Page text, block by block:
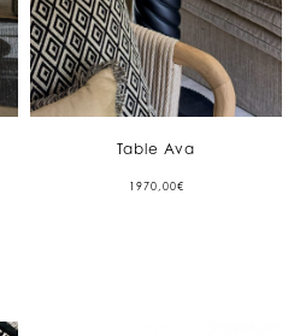
Table Ava
1970,00€